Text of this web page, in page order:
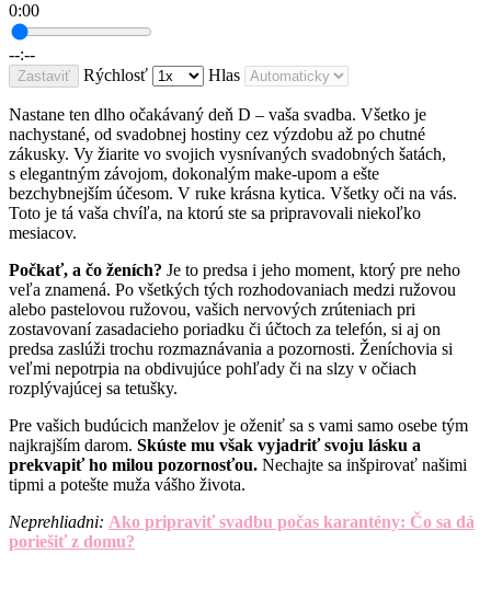
0:00
--:--
Zastaviť Rýchlosť Hlas
Nastane ten dlho očakávaný deň D – vaša svadba. Všetko je
nachystané, od svadobnej hostiny cez výzdobu až po chutné
zákusky. Vy žiarite vo svojich vysnívaných svadobných šatách,
s elegantným závojom, dokonalým make-upom a ešte
bezchybnejším účesom. V ruke krásna kytica. Všetky oči na vás.
Toto je tá vaša chvíľa, na ktorú ste sa pripravovali niekoľko
mesiacov.
Počkať, a čo ženích? Je to predsa i jeho moment, ktorý pre neho
veľa znamená. Po všetkých tých rozhodovaniach medzi ružovou
alebo pastelovou ružovou, vašich nervových zrúteniach pri
zostavovaní zasadacieho poriadku či účtoch za telefón, si aj on
predsa zaslúži trochu rozmaznávania a pozornosti. Ženíchovia si
veľmi nepotrpia na obdivujúce pohľady či na slzy v očiach
rozplývajúcej sa tetušky.
Pre vašich budúcich manželov je oženiť sa s vami samo osebe tým
najkrajším darom. Skúste mu však vyjadriť svoju lásku a
prekvapiť ho milou pozornosťou. Nechajte sa inšpirovať našimi
tipmi a potešte muža vášho života.
Neprehliadni: Ako pripraviť svadbu počas karantény: Čo sa dá
poriešiť z domu?